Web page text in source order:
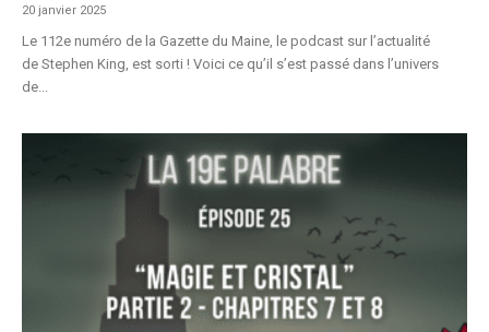
20 janvier 2025
Le 112e numéro de la Gazette du Maine, le podcast sur l’actualité
de Stephen King, est sorti ! Voici ce qu’il s’est passé dans l’univers
de...